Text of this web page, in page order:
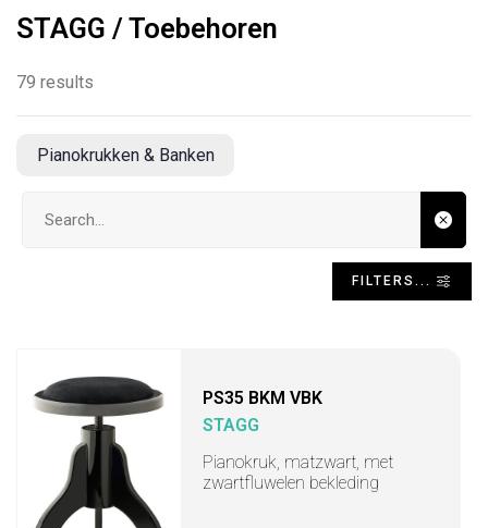
STAGG / Toebehoren
79 results
Pianokrukken & Banken
FILTERS...
PS35 BKM VBK
STAGG
Pianokruk, matzwart, met
zwartfluwelen bekleding